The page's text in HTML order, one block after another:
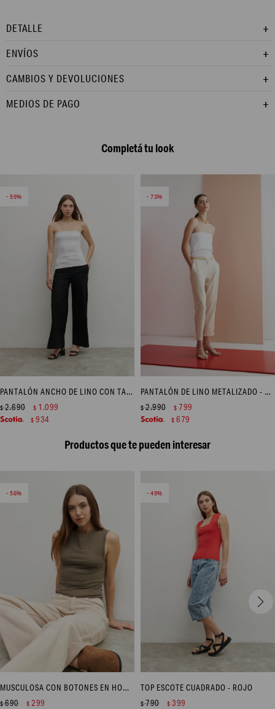
DETALLE
ENVÍOS
CAMBIOS Y DEVOLUCIONES
MEDIOS DE PAGO
Completá tu look
59
PANTALÓN ANCHO DE LINO CON TAJO - NEGRO
$2.690 $ 1.099
$ 934
73
PANTALÓN DE LINO METALIZADO - DORADO
$2.990 $ 799
$ 679
Productos que te pueden interesar
56
MUSCULOSA CON BOTONES EN HOMBROS - VERDE OLIVA
$690 $ 299
49
TOP ESCOTE CUADRADO - ROJO
$790 $ 399